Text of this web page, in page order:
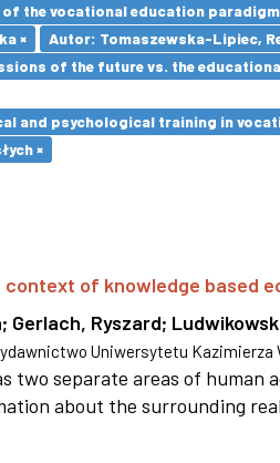
of the vocational education
×
Autor: Tomaszewska-Lipiec,
of the future vs. the
and psychological training in
×
of knowledge based
; Gerlach, Ryszard;
Uniwersytetu Kazimierza
two separate areas of
about the surrounding